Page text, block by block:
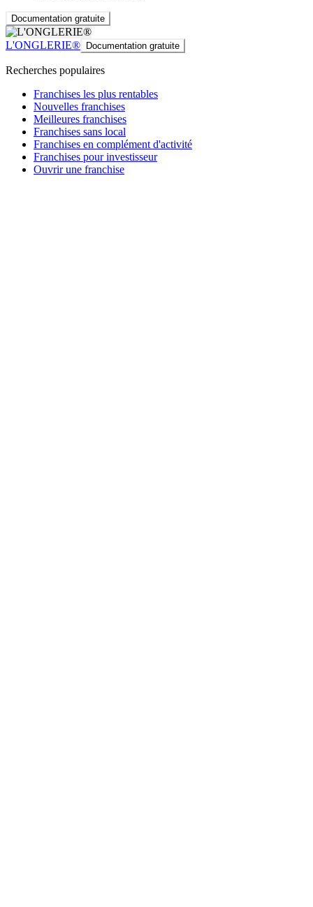
Documentation gratuite
L'ONGLERIE® Documentation gratuite
Recherches populaires
Franchises les plus rentables
Nouvelles franchises
Meilleures franchises
Franchises sans local
Franchises en complément d'activité
Franchises pour investisseur
Ouvrir une franchise